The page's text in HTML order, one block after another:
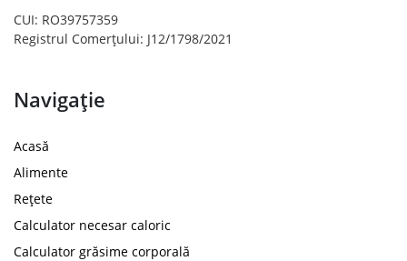
CUI: RO39757359
Registrul Comerțului: J12/1798/2021
Navigație
Acasă
Alimente
Rețete
Calculator necesar caloric
Calculator grăsime corporală